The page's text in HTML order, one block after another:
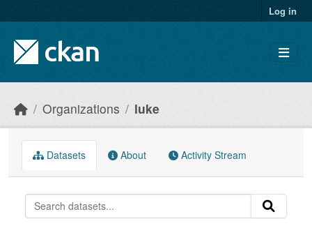
Log in
Organizations luke
Datasets About Activity Stream